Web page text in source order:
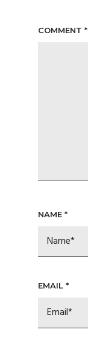
COMMENT *
NAME *
EMAIL *